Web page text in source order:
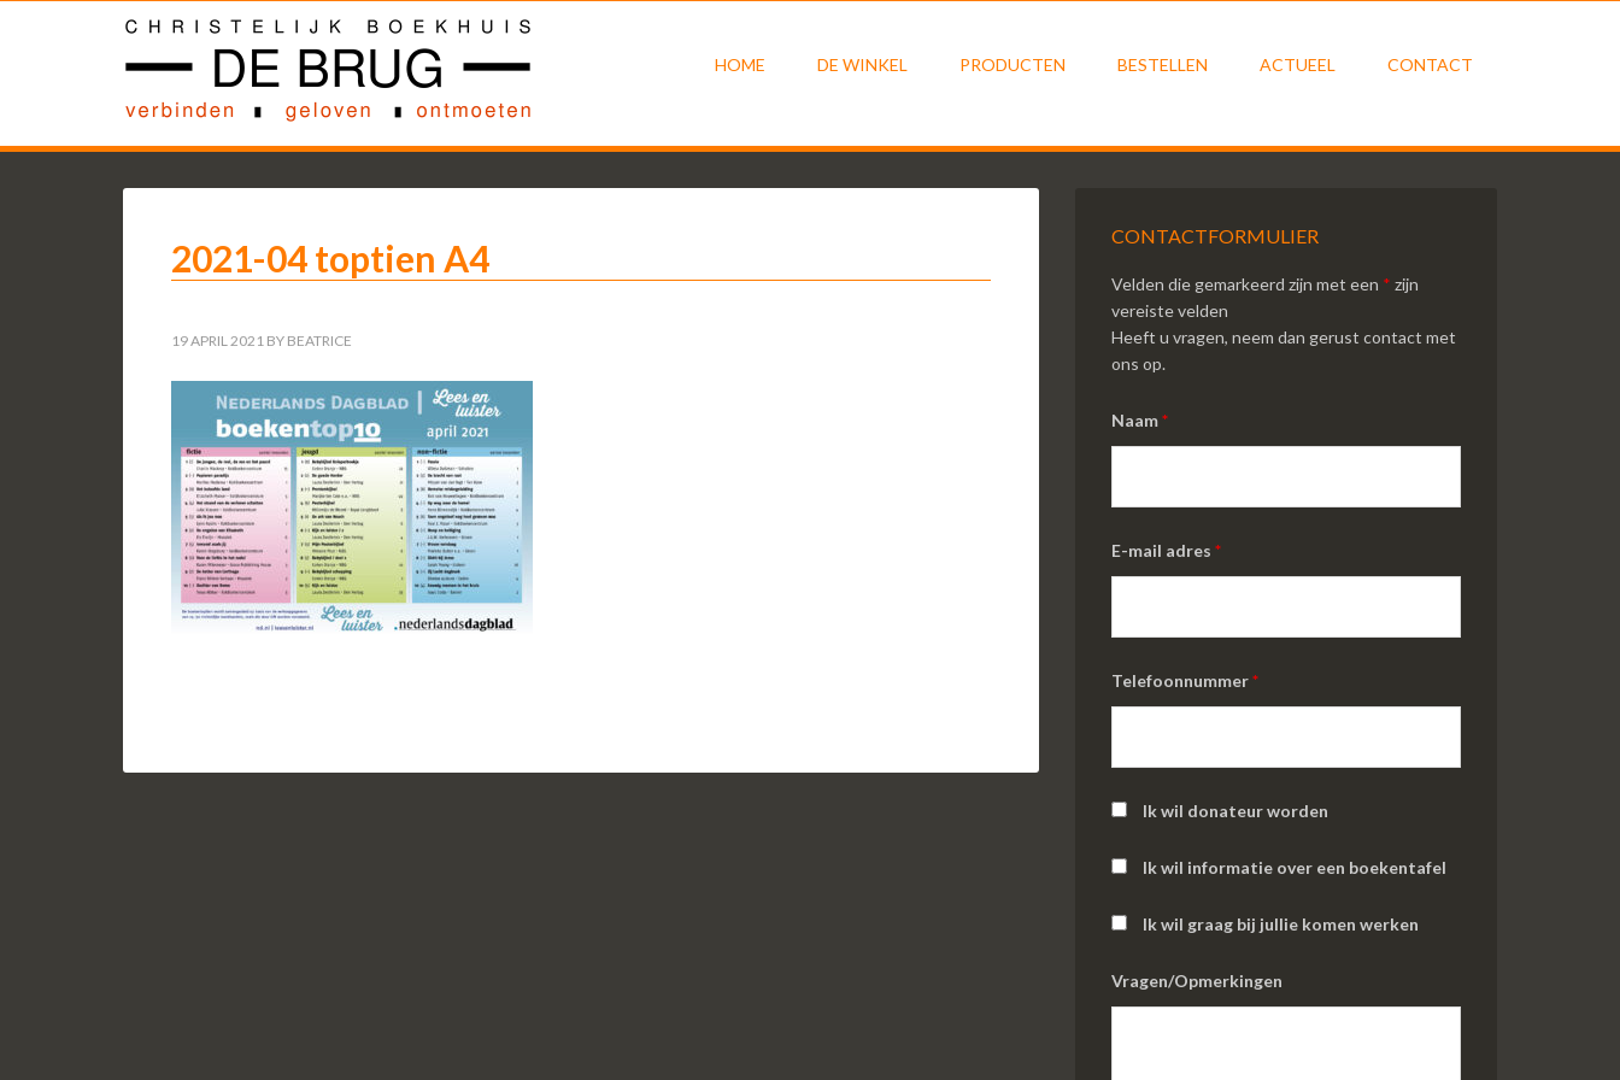
HOME DE WINKEL PRODUCTEN BESTELLEN ACTUEEL CONTACT
2021-04 toptien A4
19 APRIL 2021 BY BEATRICE
CONTACTFORMULIER
Velden die gemarkeerd zijn met een * zijn
vereiste velden
Heeft u vragen, neem dan gerust contact met
ons op.
Naam*
E-mail adres *
Telefoonnummer*
Ik wil donateur worden
Ik wil informatie over een boekentafel
Ik wil graag bij jullie komen werken
Vragen/Opmerkingen